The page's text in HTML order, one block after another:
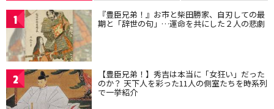
1 『豊臣兄弟！』お市と柴田勝家、自刃しての最
期と「辞世の句」…運命を共にした２人の悲劇
2 【豊臣兄弟！】秀吉は本当に「女狂い」だった
のか？ 天下人を彩った11人の側室たちを時系列
で一挙紹介